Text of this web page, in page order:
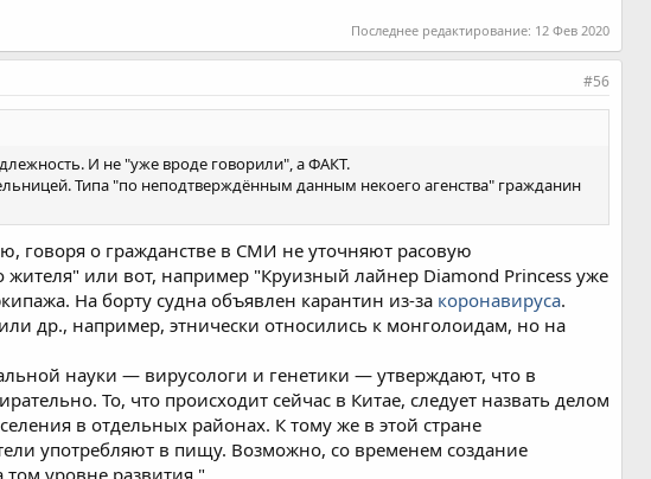
Последнее редактирование: 12 Фев 2020
#56
И не "уже вроде говорили", а ФАКТ.
Типа "по неподтверждённым данным некоего агенства" гражданин
говоря о гражданстве в СМИ не уточняют расовую
или вот, например "Круизный лайнер Diamond Princess уже
На борту судна объявлен карантин из-за коронавируса.
др., например, этнически относились к монголоидам, но на
науки — вирусологи и генетики — утверждают, что в
То, что происходит сейчас в Китае, следует назвать делом
в отдельных районах. К тому же в этой стране
употребляют в пищу. Возможно, со временем создание
уровне развития."